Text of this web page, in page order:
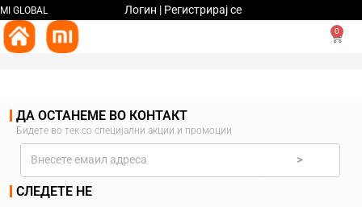
MI GLOBAL Логин | Регистрирај се
0
ДА ОСТАНЕМЕ ВО КОНТАКТ
Бидете во тек со специјални акции и промоции
>
СЛЕДЕТЕ НЕ